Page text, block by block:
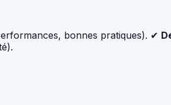
bonnes pratiques). ✔